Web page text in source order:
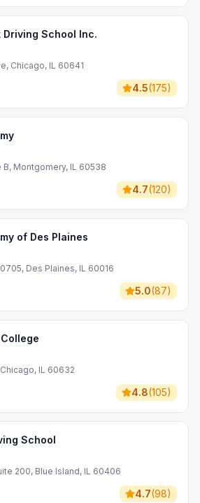
School Inc.
Chicago, IL 60641
4.5(175)
B, Montgomery, IL 60538
4.7(120)
of Des Plaines
Des Plaines, IL 60016
5.0(87)
IL 60632
4.8(105)
School
200, Blue Island, IL 60406
4.7(98)